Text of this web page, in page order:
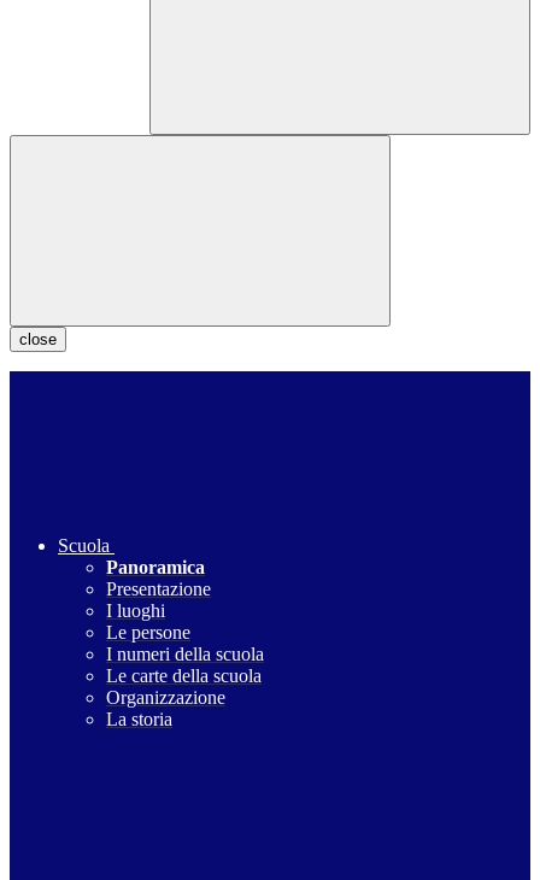
close
Scuola
Panoramica
Presentazione
I luoghi
Le persone
I numeri della scuola
Le carte della scuola
Organizzazione
La storia